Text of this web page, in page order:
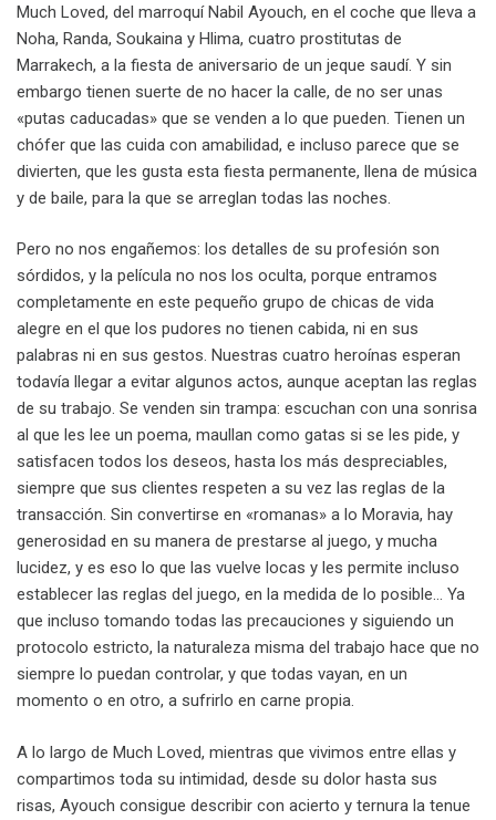
Much Loved, del marroquí Nabil Ayouch, en el coche que lleva a
Noha, Randa, Soukaina y Hlima, cuatro prostitutas de
Marrakech, a la fiesta de aniversario de un jeque saudí. Y sin
embargo tienen suerte de no hacer la calle, de no ser unas
«putas caducadas» que se venden a lo que pueden. Tienen un
chófer que las cuida con amabilidad, e incluso parece que se
divierten, que les gusta esta fiesta permanente, llena de música
y de baile, para la que se arreglan todas las noches.
Pero no nos engañemos: los detalles de su profesión son
sórdidos, y la película no nos los oculta, porque entramos
completamente en este pequeño grupo de chicas de vida
alegre en el que los pudores no tienen cabida, ni en sus
palabras ni en sus gestos. Nuestras cuatro heroínas esperan
todavía llegar a evitar algunos actos, aunque aceptan las reglas
de su trabajo. Se venden sin trampa: escuchan con una sonrisa
al que les lee un poema, maullan como gatas si se les pide, y
satisfacen todos los deseos, hasta los más despreciables,
siempre que sus clientes respeten a su vez las reglas de la
transacción. Sin convertirse en «romanas» a lo Moravia, hay
generosidad en su manera de prestarse al juego, y mucha
lucidez, y es eso lo que las vuelve locas y les permite incluso
establecer las reglas del juego, en la medida de lo posible… Ya
que incluso tomando todas las precauciones y siguiendo un
protocolo estricto, la naturaleza misma del trabajo hace que no
siempre lo puedan controlar, y que todas vayan, en un
momento o en otro, a sufrirlo en carne propia.
A lo largo de Much Loved, mientras que vivimos entre ellas y
compartimos toda su intimidad, desde su dolor hasta sus
risas, Ayouch consigue describir con acierto y ternura la tenue